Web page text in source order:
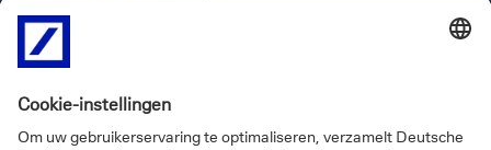
Ons bellen
FAQ’s
Informatie over de site